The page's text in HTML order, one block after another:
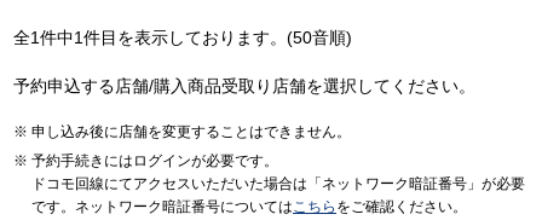
全1件中1件目を表示しております。(50音順)
予約申込する店舗/購入商品受取り店舗を選択してください。
申し込み後に店舗を変更することはできません。
予約手続きにはログインが必要です。
ドコモ回線にてアクセスいただいた場合は「ネットワーク暗証番号」が必要
です。ネットワーク暗証番号についてはこちら をご確認ください。